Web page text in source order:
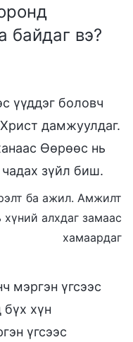
байдаг вэ?
үүддэг боловч
дамжуулдаг.
Өөрөөс нь
чадах зүйл биш.
ба ажил. Амжилт
хүний алхдаг замаас
хамаардаг
мэргэн үгсээс
бүх хүн
үгсээс